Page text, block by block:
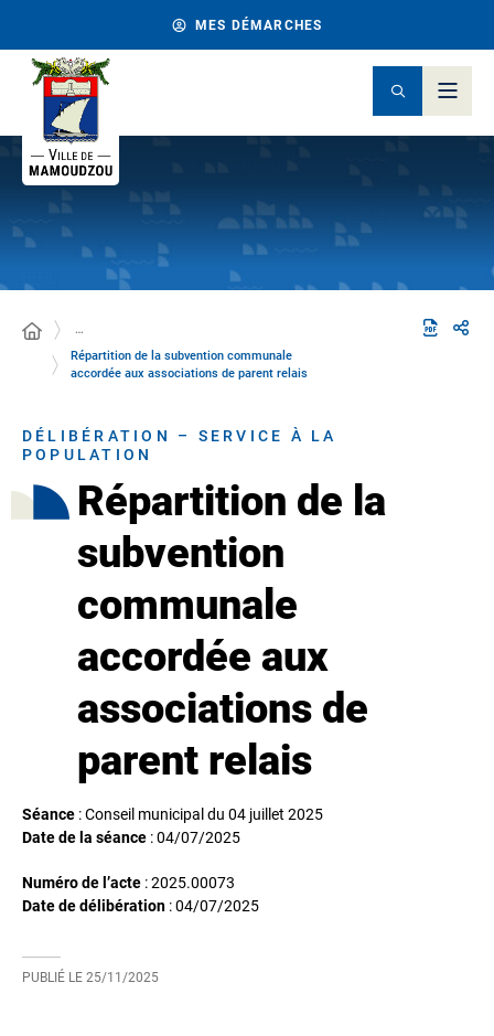
MES DÉMARCHES
…
Répartition de la subvention communale
accordée aux associations de parent relais
DÉLIBÉRATION – SERVICE À LA
POPULATION
Répartition de la
subvention
communale
accordée aux
associations de
parent relais
Séance : Conseil municipal du 04 juillet 2025
Date de la séance :04/07/2025
Numéro de l’acte : 2025.00073
Date de délibération :04/07/2025
PUBLIÉ LE 25/11/2025